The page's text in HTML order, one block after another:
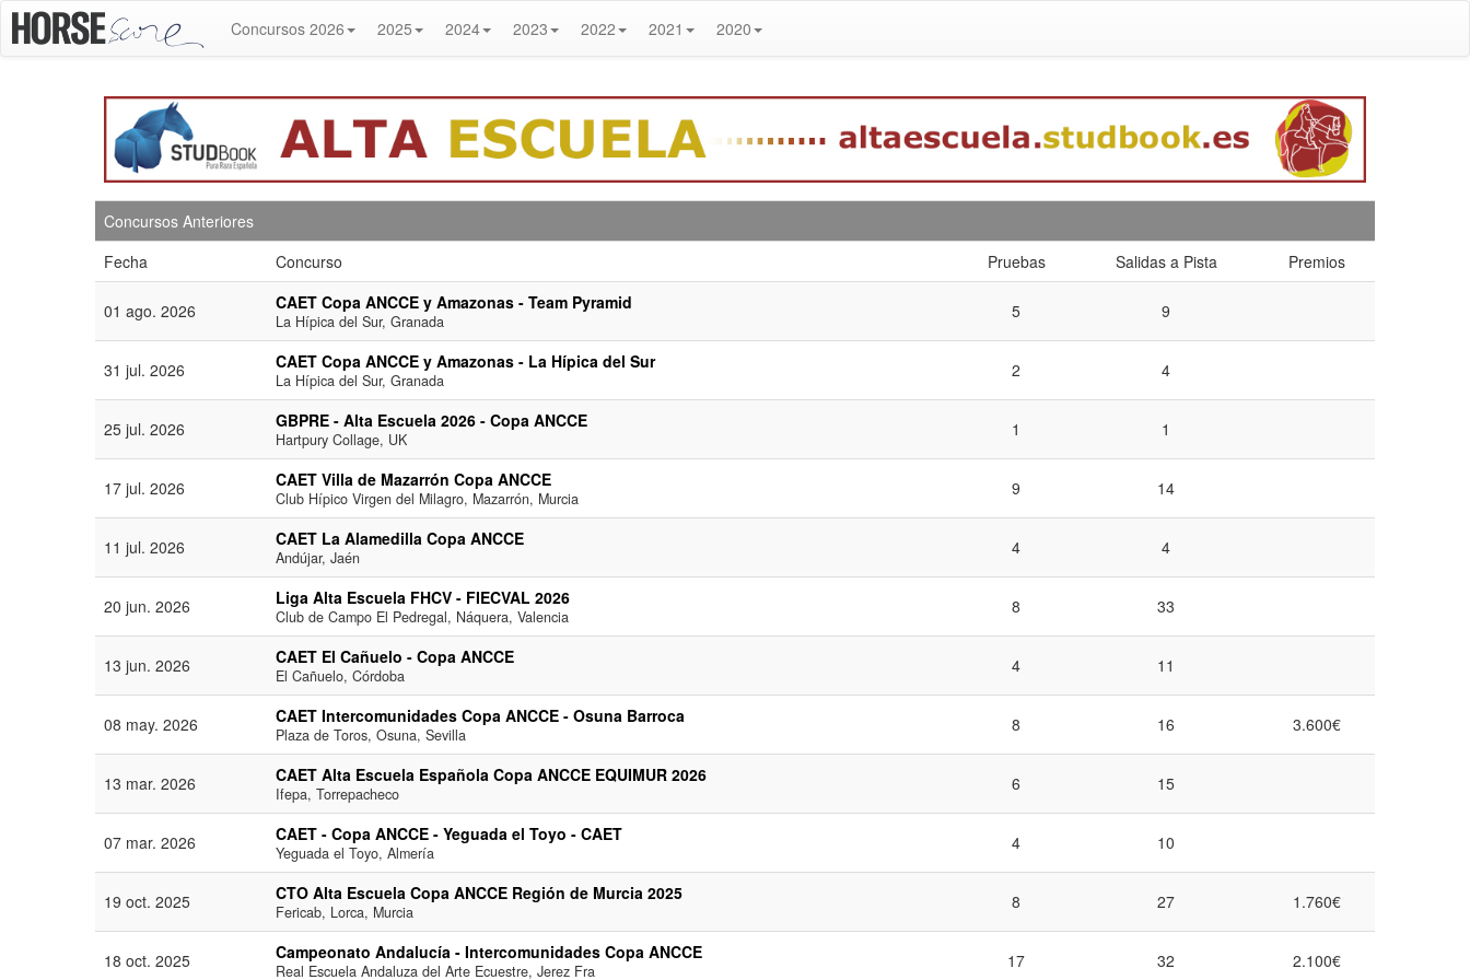
Concursos 2026 2025 2024 2023 2022 2021 2020
Concursos Anteriores
Fecha
Concurso Pruebas Salidas a Pista Premios
01 ago. 2026 CAET Copa ANCCE y Amazonas - Team Pyramid
La Hípica del Sur, Granada 5 9
31 jul. 2026 CAET Copa ANCCE y Amazonas - La Hípica del Sur
La Hípica del Sur, Granada 2 4
25 jul. 2026 GBPRE - Alta Escuela 2026 - Copa ANCCE
Hartpury Collage, UK 1 1
17 jul. 2026 CAET Villa de Mazarrón Copa ANCCE
Club Hípico Virgen del Milagro, Mazarrón, Murcia 9 14
11 jul. 2026 CAET La Alamedilla Copa ANCCE
Andújar, Jaén 4 4
20 jun. 2026 Liga Alta Escuela FHCV - FIECVAL 2026
Club de Campo El Pedregal, Náquera, Valencia 8 33
13 jun. 2026 CAET El Cañuelo - Copa ANCCE
El Cañuelo, Córdoba 4 11
08 may. 2026 CAET Intercomunidades Copa ANCCE - Osuna Barroca
Plaza de Toros, Osuna, Sevilla 8 16 3.600€
13 mar. 2026 CAET Alta Escuela Española Copa ANCCE EQUIMUR 2026
Ifepa, Torrepacheco 6 15
07 mar. 2026 CAET - Copa ANCCE - Yeguada el Toyo - CAET
Yeguada el Toyo, Almería 4 10
19 oct. 2025 CTO Alta Escuela Copa ANCCE Región de Murcia 2025
Fericab, Lorca, Murcia 8 27 1.760€
18 oct. 2025 Campeonato Andalucía - Intercomunidades Copa ANCCE
Real Escuela Andaluza del Arte Ecuestre, Jerez Fra 17 32 2.100€